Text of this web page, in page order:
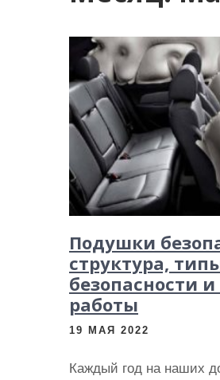
Подушки
структура,
безопасности
работы
19 МАЯ 2022
Каждый год на наших